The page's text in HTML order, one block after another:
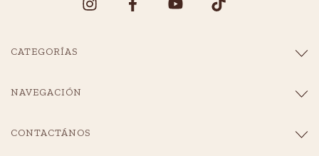
CATEGORÍAS
NAVEGACIÓN
CONTACTÁNOS